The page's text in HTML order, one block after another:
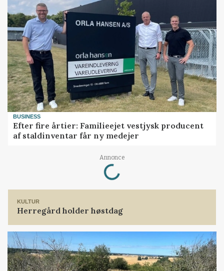
BUSINESS
Efter fire årtier: Familieejet vestjysk producent
af staldinventar får ny medejer
Annonce
Loading...
KULTUR
Herregård holder høstdag